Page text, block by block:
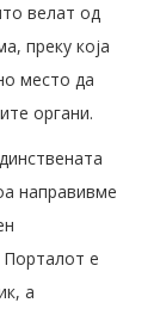
велат од
преку која
место да
органи.
направивме
Порталот е
а